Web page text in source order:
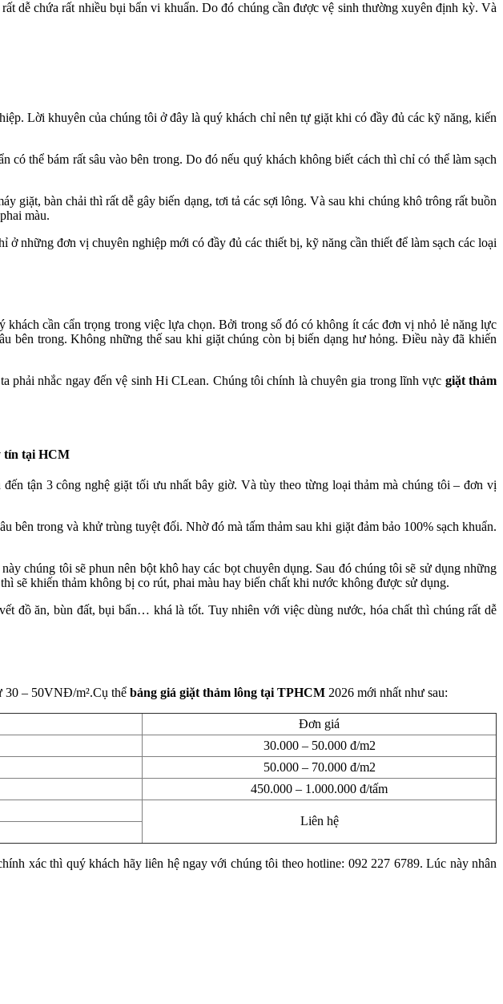
dễ chứa rất nhiều bụi bẩn vi khuẩn. Do đó chúng cần được vệ sinh thường xuyên định kỳ. Và
Lời khuyên của chúng tôi ở đây là quý khách chỉ nên tự giặt khi có đầy đủ các kỹ năng, kiến
thể bám rất sâu vào bên trong. Do đó nếu quý khách không biết cách thì chỉ có thể làm sạch
giặt, bàn chải thì rất dễ gây biến dạng, tơi tả các sợi lông. Và sau khi chúng khô trông rất buồn
màu.
ở những đơn vị chuyên nghiệp mới có đầy đủ các thiết bị, kỹ năng cần thiết để làm sạch các loại
cần cẩn trọng trong việc lựa chọn. Bởi trong số đó có không ít các đơn vị nhỏ lẻ năng lực
bên trong. Không những thế sau khi giặt chúng còn bị biến dạng hư hỏng. Điều này đã khiến
phải nhắc ngay đến vệ sinh Hi CLean. Chúng tôi chính là chuyên gia trong lĩnh vực giặt thảm
tín tại HCM
tận 3 công nghệ giặt tối ưu nhất bây giờ. Và tùy theo từng loại thảm mà chúng tôi – đơn vị
bên trong và khử trùng tuyệt đối. Nhờ đó mà tấm thảm sau khi giặt đảm bảo 100% sạch khuẩn.
chúng tôi sẽ phun nên bột khô hay các bọt chuyên dụng. Sau đó chúng tôi sẽ sử dụng những
sẽ khiến thảm không bị co rút, phai màu hay biến chất khi nước không được sử dụng.
đồ ăn, bùn đất, bụi bẩn… khá là tốt. Tuy nhiên với việc dùng nước, hóa chất thì chúng rất dễ
30 – 50VNĐ/m².Cụ thể bảng giá giặt thảm lông tại TPHCM 2026 mới nhất như sau:
Đơn giá
30.000 – 50.000 đ/m2
50.000 – 70.000 đ/m2
450.000 – 1.000.000 đ/tấm
Liên hệ
xác thì quý khách hãy liên hệ ngay với chúng tôi theo hotline: 092 227 6789. Lúc này nhân